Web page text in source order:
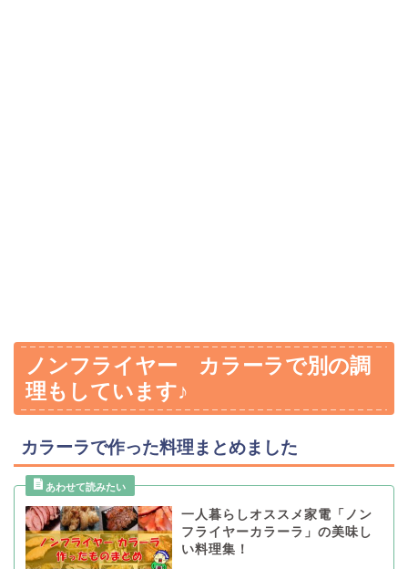
ノンフライヤー カラーラで別の調
理もしています♪
カラーラで作った料理まとめました
一人暮らしオススメ家電「ノン
フライヤーカラーラ」の美味し
い料理集！